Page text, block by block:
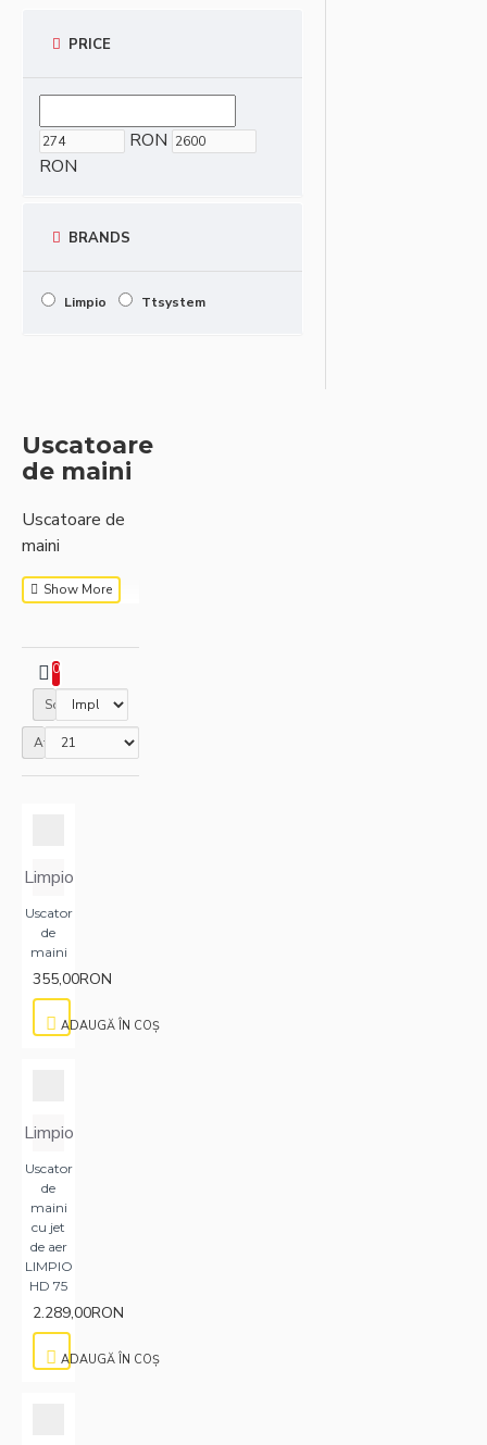
PRICE
RON
RON
BRANDS
Limpio Ttsystem
Uscatoare
de maini
Uscatoare de
maini
0
Sortare
Afisare
Limpio
Uscator
de
maini
355,00RON
ADAUGĂ ÎN COŞ
Limpio
Uscator
de
maini
cu jet
de aer
LIMPIO
HD 75
2.289,00RON
ADAUGĂ ÎN COŞ